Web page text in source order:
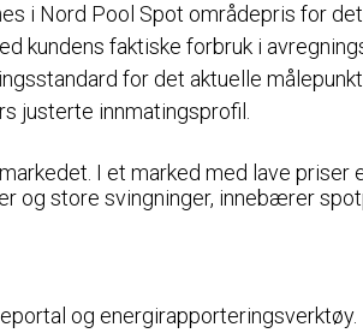
i Nord Pool Spot områdepris for
kundens faktiske forbruk i
for det aktuelle
justerte innmatingsprofil.
I et marked med lave
og store svingninger, innebærer
og energirapporteringsverktøy.